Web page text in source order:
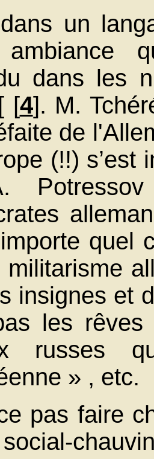
dans un
ambiance
dans
[4]. M.
de
(!!) s’est
quel
militarisme
insignes et
les rêves
russes
» , etc.
pas faire